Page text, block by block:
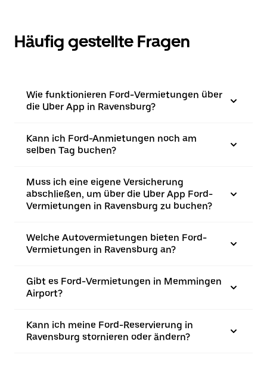
Häufig gestellte Fragen
Wie funktionieren Ford-Vermietungen über
die Uber App in Ravensburg?
Kann ich Ford-Anmietungen noch am
selben Tag buchen?
Muss ich eine eigene Versicherung
abschließen, um über die Uber App Ford-
Vermietungen in Ravensburg zu buchen?
Welche Autovermietungen bieten Ford-
Vermietungen in Ravensburg an?
Gibt es Ford-Vermietungen in Memmingen
Airport?
Kann ich meine Ford-Reservierung in
Ravensburg stornieren oder ändern?